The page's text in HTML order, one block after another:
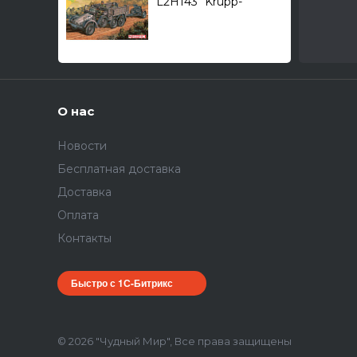
О нас
Новости
Бесплатная доставка
Доставка
Оплата
Контакты
Быстро с 1С-Битрикс
© 2026 "Чудный Мир", Все права защищены